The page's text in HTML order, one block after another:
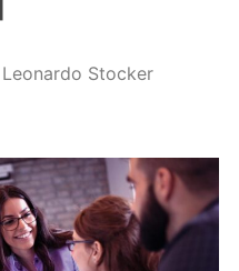
Leonardo Stocker